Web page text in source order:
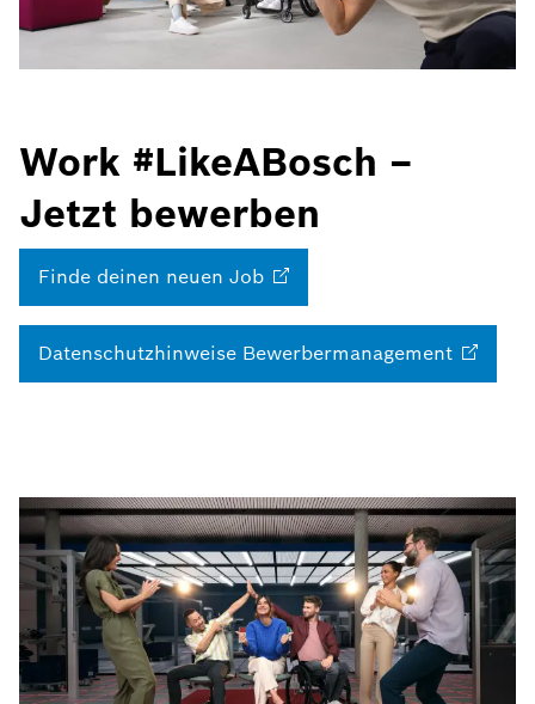
Nutze unser Kontaktformular!
Work #LikeABosch –
Jetzt bewerben
Finde deinen neuen Job
Datenschutzhinweise Bewerbermanagement